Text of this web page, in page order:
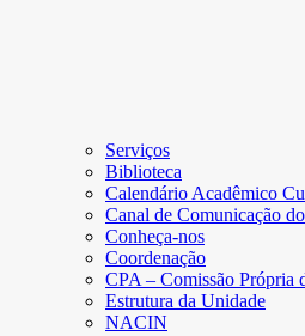
Serviços
Biblioteca
Calendário Acadêmico
Canal de Comunicação
Conheça-nos
Coordenação
CPA – Comissão Própria
Estrutura da Unidade
NACIN